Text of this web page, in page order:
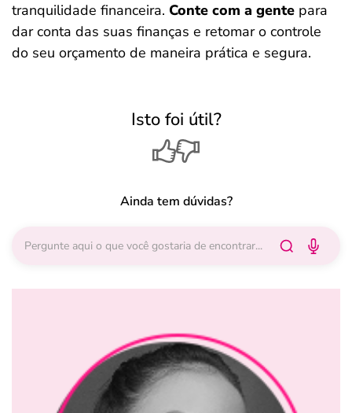
tranquilidade financeira. Conte com a gente para
dar conta das suas finanças e retomar o controle
do seu orçamento de maneira prática e segura.​
Isto foi útil?
Ainda tem dúvidas?